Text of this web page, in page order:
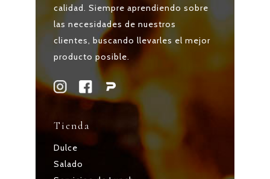
calidad. Siempre aprendiendo sobre
las necesidades de nuestros
clientes, buscando llevarles el mejor
producto posible.
Tienda
Dulce
Salado